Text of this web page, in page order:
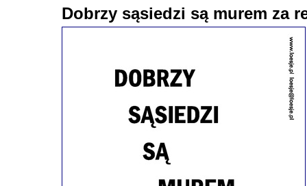
Dobrzy sąsiedzi są murem za